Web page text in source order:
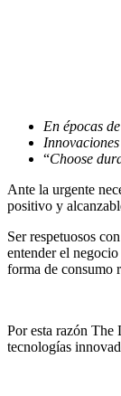
En épocas
“Choose
Ante la urgente
positivo y
Ser respetuosos
entender el
forma de consumo
Por esta razón
tecnologías